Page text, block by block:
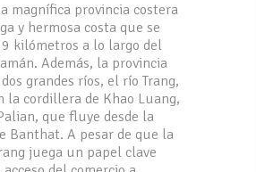
magnífica provincia costera
y hermosa costa que se
kilómetros a lo largo del
Además, la provincia
grandes ríos, el río Trang,
la cordillera de Khao Luang,
que fluye desde la
Banthat. A pesar de que la
juega un papel clave